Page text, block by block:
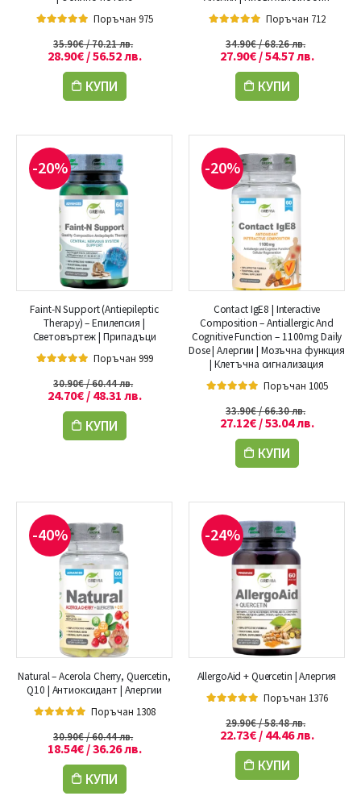
Поръчан 975
35.90€/ 70.21 лв.
28.90€/ 56.52 лв.
КУПИ
Поръчан 712
34.90€/ 68.26 лв.
27.90€/ 54.57 лв.
КУПИ
-20%
Faint-N Support (Antiepileptic
Therapy) – Епилепсия |
Световъртеж | Припадъци
Поръчан 999
30.90€/ 60.44 лв.
24.70€/ 48.31 лв.
КУПИ
-20%
Contact IgE8 | Interactive
Composition – Antiallergic And
Cognitive Function – 1100mg Daily
Dose | Алергии | Мозъчна функция
| Клетъчна сигнализация
Поръчан 1005
33.90€/ 66.30 лв.
27.12€/ 53.04 лв.
КУПИ
-40%
Natural – Acerola Cherry, Quercetin,
Q10 | Антиоксидант | Алергии
Поръчан 1308
30.90€/ 60.44 лв.
18.54€/ 36.26 лв.
КУПИ
-24%
AllergoAid + Quercetin | Алергия
Поръчан 1376
29.90€/ 58.48 лв.
22.73€/ 44.46 лв.
КУПИ